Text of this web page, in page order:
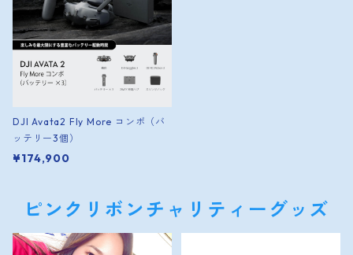
DJI Avata2 Fly More コンボ（バ
ッテリー3個）
¥174,900
ピンクリボンチャリティーグッズ